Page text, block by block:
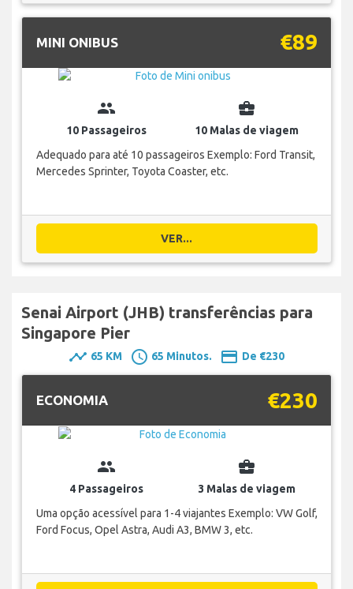
MINI ONIBUS €89
group
10 Passageiros
business_center
10 Malas de viagem
Adequado para até 10 passageiros Exemplo: Ford Transit,
Mercedes Sprinter, Toyota Coaster, etc.
VER...
Senai Airport (JHB) transferências para
Singapore Pier
timeline 65 KM schedule 65 Minutos. payment De €230
ECONOMIA €230
group
4 Passageiros
business_center
3 Malas de viagem
Uma opção acessível para 1-4 viajantes Exemplo: VW Golf,
Ford Focus, Opel Astra, Audi A3, BMW 3, etc.